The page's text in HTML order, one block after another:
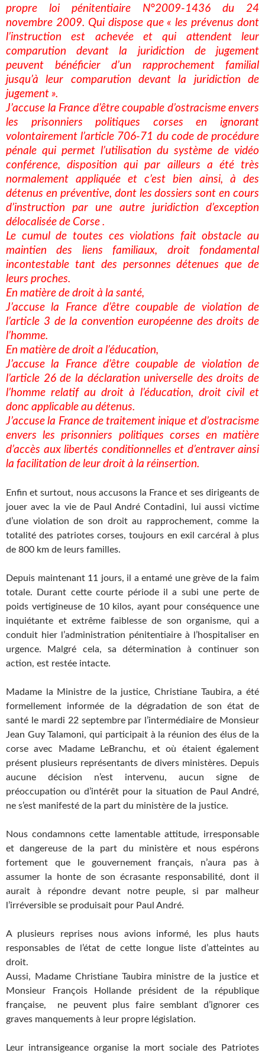
propre loi pénitentiaire N°2009-1436 du 24
novembre 2009. Qui dispose que « les prévenus dont
l’instruction est achevée et qui attendent leur
comparution devant la juridiction de jugement
peuvent bénéficier d’un rapprochement familial
jusqu’à leur comparution devant la juridiction de
jugement ».
J’accuse la France d’être coupable d’ostracisme envers
les prisonniers politiques corses en ignorant
volontairement l’article 706-71 du code de procédure
pénale qui permet l’utilisation du système de vidéo
conférence, disposition qui par ailleurs a été très
normalement appliquée et c’est bien ainsi, à des
détenus en préventive, dont les dossiers sont en cours
d’instruction par une autre juridiction d’exception
délocalisée de Corse .
Le cumul de toutes ces violations fait obstacle au
maintien des liens familiaux, droit fondamental
incontestable tant des personnes détenues que de
leurs proches.
En matière de droit à la santé,
J’accuse la France d’être coupable de violation de
l’article 3 de la convention européenne des droits de
l’homme.
En matière de droit a l’éducation,
J’accuse la France d’être coupable de violation de
l’article 26 de la déclaration universelle des droits de
l’homme relatif au droit à l’éducation, droit civil et
donc applicable au détenus.
J’accuse la France de traitement inique et d’ostracisme
envers les prisonniers politiques corses en matière
d’accès aux libertés conditionnelles et d’entraver ainsi
la facilitation de leur droit à la réinsertion.
Enfin et surtout, nous accusons la France et ses dirigeants de
jouer avec la vie de Paul André Contadini, lui aussi victime
d’une violation de son droit au rapprochement, comme la
totalité des patriotes corses, toujours en exil carcéral à plus
de 800 km de leurs familles.
Depuis maintenant 11 jours, il a entamé une grève de la faim
totale. Durant cette courte période il a subi une perte de
poids vertigineuse de 10 kilos, ayant pour conséquence une
inquiétante et extrême faiblesse de son organisme, qui a
conduit hier l’administration pénitentiaire à l’hospitaliser en
urgence. Malgré cela, sa détermination à continuer son
action, est restée intacte.
Madame la Ministre de la justice, Christiane Taubira, a été
formellement informée de la dégradation de son état de
santé le mardi 22 septembre par l’intermédiaire de Monsieur
Jean Guy Talamoni, qui participait à la réunion des élus de la
corse avec Madame LeBranchu, et où étaient également
présent plusieurs représentants de divers ministères. Depuis
aucune décision n’est intervenu, aucun signe de
préoccupation ou d’intérêt pour la situation de Paul André,
ne s’est manifesté de la part du ministère de la justice.
Nous condamnons cette lamentable attitude, irresponsable
et dangereuse de la part du ministère et nous espérons
fortement que le gouvernement français, n’aura pas à
assumer la honte de son écrasante responsabilité, dont il
aurait à répondre devant notre peuple, si par malheur
l’irréversible se produisait pour Paul André.
A plusieurs reprises nous avions informé, les plus hauts
responsables de l’état de cette longue liste d’atteintes au
droit.
Aussi, Madame Christiane Taubira ministre de la justice et
Monsieur François Hollande président de la république
française, ne peuvent plus faire semblant d’ignorer ces
graves manquements à leur propre législation.
Leur intransigeance organise la mort sociale des Patriotes